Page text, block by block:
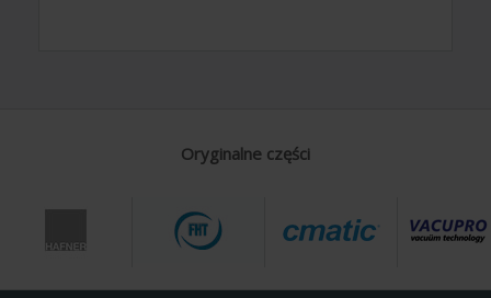
Oryginalne części